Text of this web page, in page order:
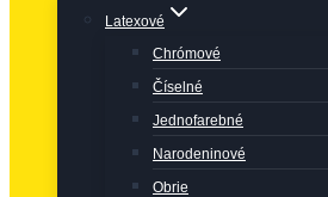
Latexové
Chrómové
Číselné
Jednofarebné
Narodeninové
Obrie